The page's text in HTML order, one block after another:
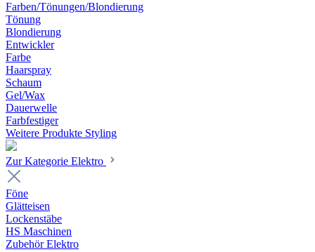
Farben/Tönungen/Blondierung
Tönung
Blondierung
Entwickler
Farbe
Haarspray
Schaum
Gel/Wax
Dauerwelle
Farbfestiger
Weitere Produkte Styling
Zur Kategorie Elektro
Föne
Glätteisen
Lockenstäbe
HS Maschinen
Zubehör Elektro